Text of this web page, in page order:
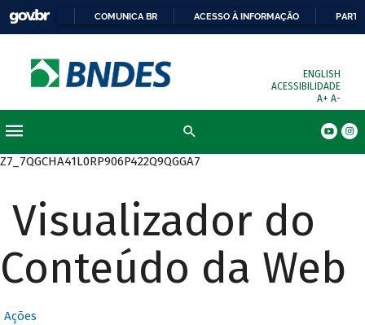
COMUNICA BR ACESSO À INFORMAÇÃO
ENGLISH
ACESSIBILIDADE
A+ A-
Z7_7QGCHA41L0RP906P422Q9QGGA7
Visualizador do
Conteúdo da Web
Ações